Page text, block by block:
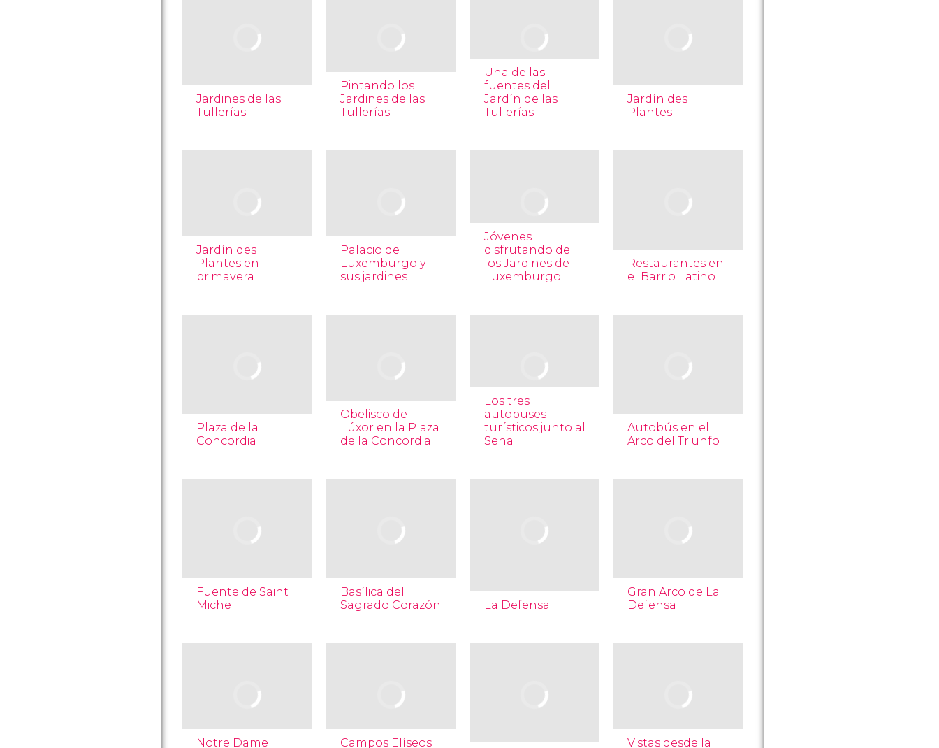
Jardines de las
Tullerías
Pintando los
Jardines de las
Tullerías
Una de las
fuentes del
Jardín de las
Tullerías
Jardín des
Plantes
Jardín des
Plantes en
primavera
Palacio de
Luxemburgo y
sus jardines
Jóvenes
disfrutando de
los Jardines de
Luxemburgo
Restaurantes en
el Barrio Latino
Plaza de la
Concordia
Obelisco de
Lúxor en la Plaza
de la Concordia
Los tres
autobuses
turísticos junto al
Sena
Autobús en el
Arco del Triunfo
Fuente de Saint
Michel
Basílica del
Sagrado Corazón
La Defensa
Gran Arco de La
Defensa
Notre Dame Campos Elíseos Vistas desde la